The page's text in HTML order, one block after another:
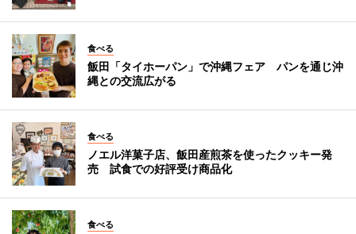
食べる
飯田「タイホーパン」で沖縄フェア パンを通じ沖
縄との交流広がる
食べる
ノエル洋菓子店、飯田産煎茶を使ったクッキー発
売 試食での好評受け商品化
食べる